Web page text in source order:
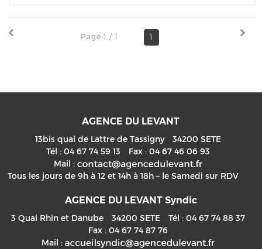
Page 1 / 1 1
AGENCE DU LEVANT
13bis quai de Lattre de Tassigny 34200 SETE
Tél : 04 67 74 59 13 Fax : 04 67 46 06 93
Mail :
Tous les jours de 9h à 12 et 14h à 18h – le Samedi sur RDV
AGENCE DU LEVANT Syndic
3 Quai Rhin et Danube 34200 SETE Tél : 04 67 74 88 37
Fax : 04 67 74 87 76
Mail :